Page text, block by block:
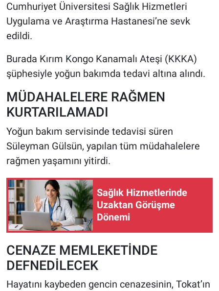
Cumhuriyet Üniversitesi Sağlık Hizmetleri
Uygulama ve Araştırma Hastanesi’ne sevk
edildi.
Burada Kırım Kongo Kanamalı Ateşi (KKKA)
şüphesiyle yoğun bakımda tedavi altına alındı.
MÜDAHALELERE RAĞMEN
KURTARILAMADI
Yoğun bakım servisinde tedavisi süren
Süleyman Gülsün, yapılan tüm müdahalelere
rağmen yaşamını yitirdi.
Sağlık Hizmetlerinde
Uzaktan Görüşme
Dönemi
CENAZE MEMLEKETİNDE
DEFNEDİLECEK
Hayatını kaybeden gencin cenazesinin, Tokat’ın